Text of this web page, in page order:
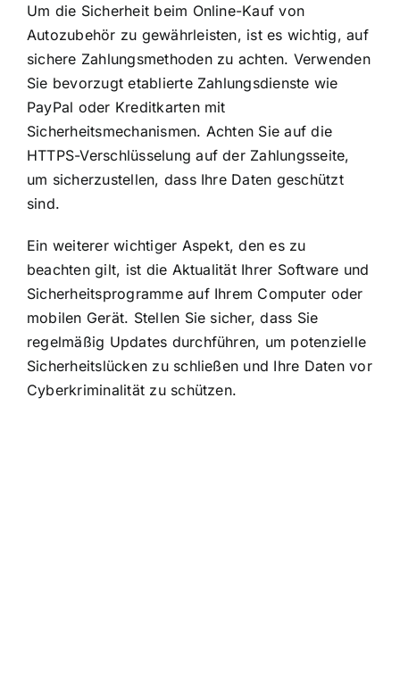
Um die Sicherheit beim Online-Kauf von
Autozubehör zu gewährleisten, ist es wichtig, auf
sichere Zahlungsmethoden zu achten. Verwenden
Sie bevorzugt etablierte Zahlungsdienste wie
PayPal oder Kreditkarten mit
Sicherheitsmechanismen. Achten Sie auf die
HTTPS-Verschlüsselung auf der Zahlungsseite,
um sicherzustellen, dass Ihre Daten geschützt
sind.
Ein weiterer wichtiger Aspekt, den es zu
beachten gilt, ist die Aktualität Ihrer Software und
Sicherheitsprogramme auf Ihrem Computer oder
mobilen Gerät. Stellen Sie sicher, dass Sie
regelmäßig Updates durchführen, um potenzielle
Sicherheitslücken zu schließen und Ihre Daten vor
Cyberkriminalität zu schützen.